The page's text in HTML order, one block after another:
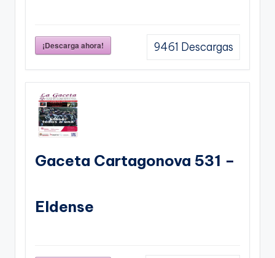
¡Descarga ahora! 9461 Descargas
Gaceta Cartagonova 531 –
Eldense